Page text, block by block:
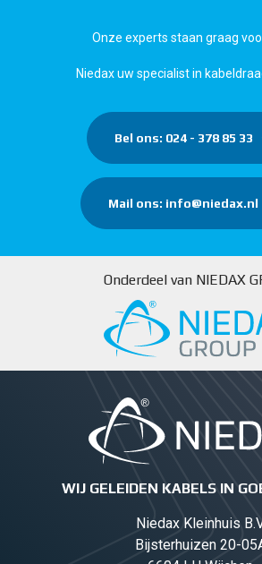
Onze experts staan graag
Niedax uw specialist in
Bel ons: 024 - 378 85 33
Mail ons: info@niedax.nl
Onderdeel van NIEDAX
WIJ GELEIDEN KABELS IN
Niedax Kleinhuis
Bijsterhuizen 20-